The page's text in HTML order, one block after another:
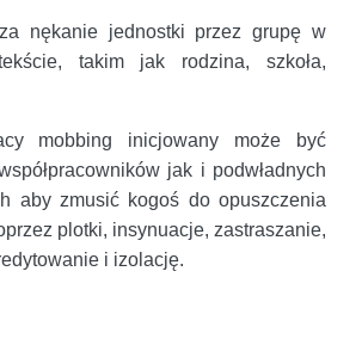
nękanie jednostki przez grupę w
takim jak rodzina, szkoła,
mobbing inicjowany może być
jak i podwładnych
aby zmusić kogoś do opuszczenia
plotki, insynuacje, zastraszanie,
i izolację.